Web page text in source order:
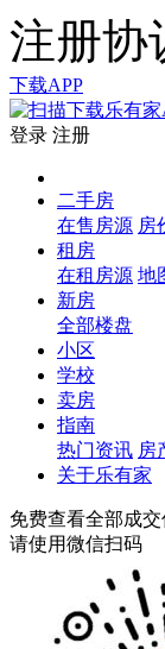
注册协
下载APP
登录 注册
二手房
在售房源 房
租房
在租房源 地
新房
全部楼盘
小区
学校
卖房
指南
热门资讯 房
关于乐有家
免费查看全部成交
请使用微信扫码